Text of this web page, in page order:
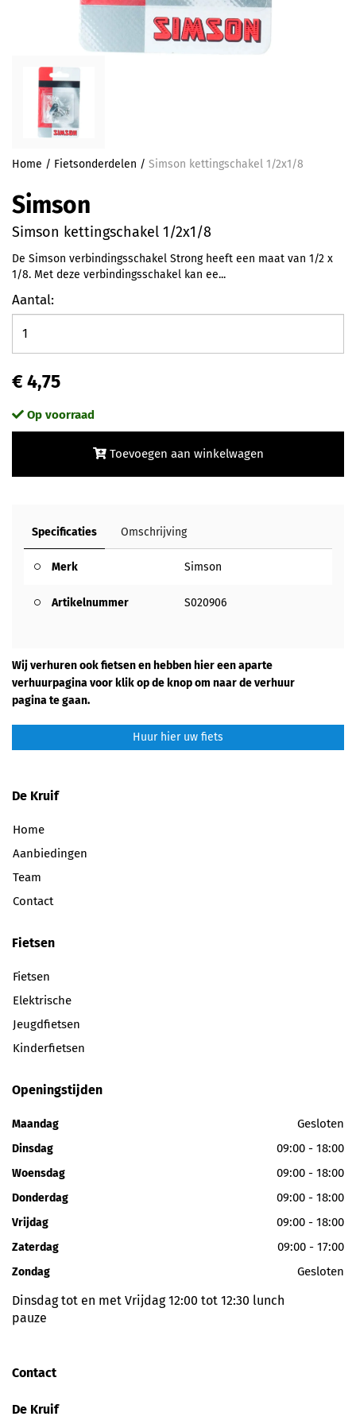
Home / Fietsonderdelen / Simson kettingschakel 1/2x1/8
Simson
Simson kettingschakel 1/2x1/8
De Simson verbindingsschakel Strong heeft een maat van 1/2 x
1/8. Met deze verbindingsschakel kan ee...
Aantal:
€ 4,75
Op voorraad
Toevoegen aan winkelwagen
Specificaties Omschrijving
Merk Simson
Artikelnummer S020906
Wij verhuren ook fietsen en hebben hier een aparte
verhuurpagina voor klik op de knop om naar de verhuur
pagina te gaan.
Huur hier uw fiets
De Kruif
Home
Aanbiedingen
Team
Contact
Fietsen
Fietsen
Elektrische
Jeugdfietsen
Kinderfietsen
Openingstijden
Maandag Gesloten
Dinsdag 09:00 - 18:00
Woensdag 09:00 - 18:00
Donderdag 09:00 - 18:00
Vrijdag 09:00 - 18:00
Zaterdag 09:00 - 17:00
Zondag Gesloten
Dinsdag tot en met Vrijdag 12:00 tot 12:30 lunch
pauze
Contact
De Kruif